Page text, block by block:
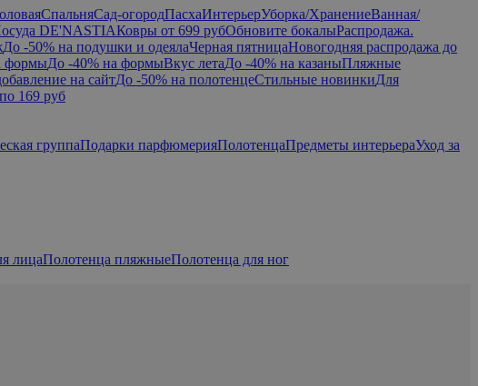
СпальняСад-огородПасхаИнтерьерУборка/ХранениеВанная/
DE'NASTIAКовры от 699 рубОбновите бокалыРаспродажа.
До -50% на подушки и одеялаЧерная пятницаНовогодняя распродажа до
формыДо -40% на формыВкус летаДо -40% на казаныПляжные
на сайтДо -50% на полотенцеСтильные новинкиДля
169 руб
группаПодарки парфюмерияПолотенцаПредметы интерьераУход за
лицаПолотенца пляжныеПолотенца для ног